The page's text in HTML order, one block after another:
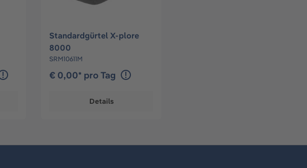
Standardgürtel X-plore
8000
SRM10611M
€ 0,00* pro Tag
Details